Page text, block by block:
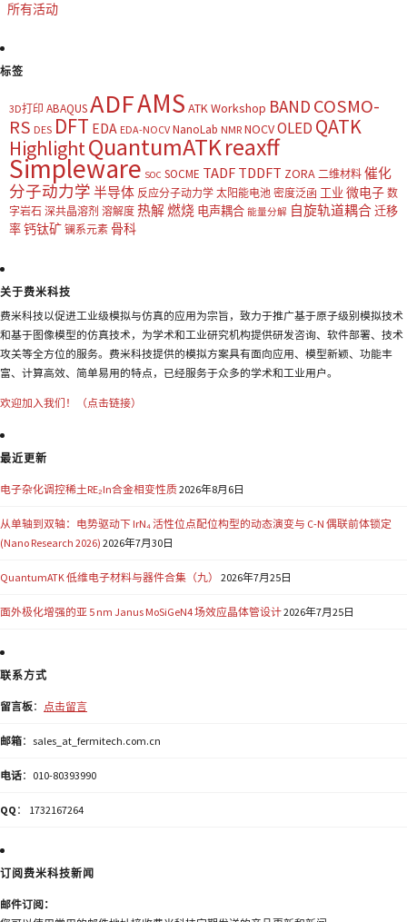
所有活动
标签
3D打印 ABAQUSADFAMS ATK Workshop BAND COSMO-
RS DES DFT EDA EDA-NOCV NanoLab NMR NOCVOLED QATK
HighlightQuantumATKreaxff
Simpleware SOC SOCME TADF TDDFT ZORA 二维材料 催化
分子动力学 半导体 反应分子动力学 太阳能电池 密度泛函 工业 微电子 数
字岩石 深共晶溶剂 溶解度 热解燃烧 电声耦合 能量分解 自旋轨道耦合迁移
率钙钛矿 镧系元素 骨科
关于费米科技
费米科技以促进工业级模拟与仿真的应用为宗旨，致力于推广基于原子级别模拟技术
和基于图像模型的仿真技术，为学术和工业研究机构提供研发咨询、软件部署、技术
攻关等全方位的服务。费米科技提供的模拟方案具有面向应用、模型新颖、功能丰
富、计算高效、简单易用的特点，已经服务于众多的学术和工业用户。
欢迎加入我们！（点击链接）
最近更新
电子杂化调控稀土RE₂In合金相变性质2026年8月6日
从单轴到双轴：电势驱动下 IrN₄ 活性位点配位构型的动态演变与 C-N 偶联前体锁定
(Nano Research 2026) 2026年7月30日
QuantumATK 低维电子材料与器件合集（九） 2026年7月25日
面外极化增强的亚 5 nm Janus MoSiGeN4 场效应晶体管设计2026年7月25日
联系方式
留言板： 点击留言
邮箱：sales_at_fermitech.com.cn
电话：010-80393990
QQ ： 1732167264
订阅费米科技新闻
邮件订阅：